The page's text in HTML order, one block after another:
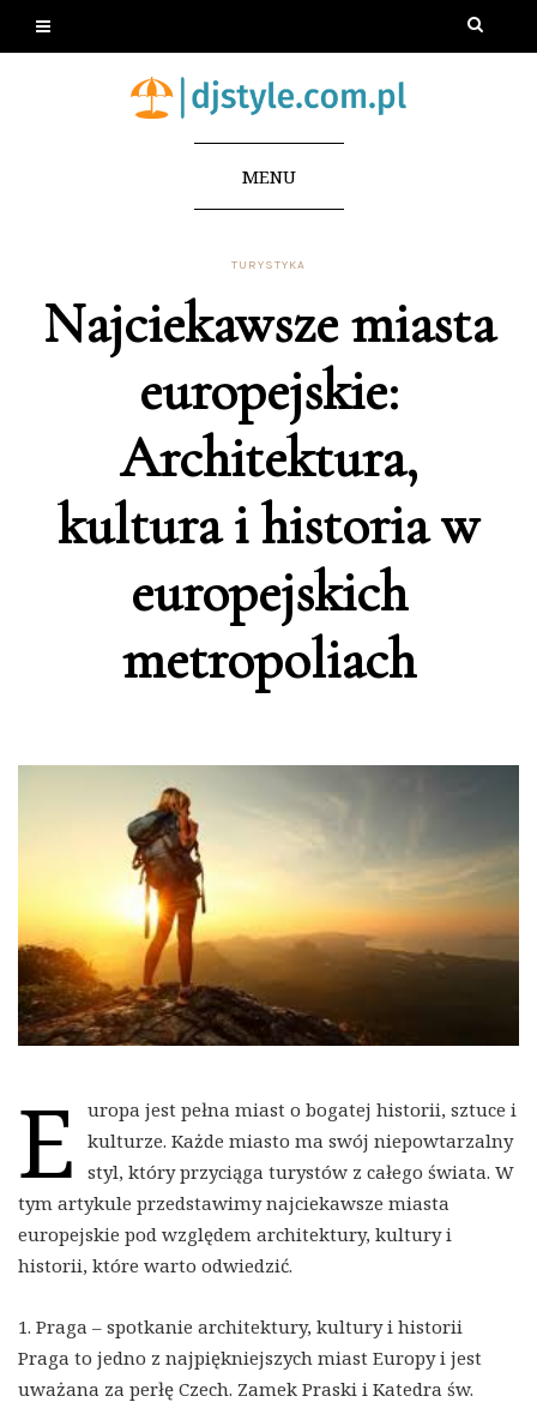
MENU
TURYSTYKA
Najciekawsze miasta
europejskie:
Architektura,
kultura i historia w
europejskich
metropoliach
E
uropa jest pełna miast o bogatej historii, sztuce i
kulturze. Każde miasto ma swój niepowtarzalny
styl, który przyciąga turystów z całego świata. W
tym artykule przedstawimy najciekawsze miasta
europejskie pod względem architektury, kultury i
historii, które warto odwiedzić.
1. Praga – spotkanie architektury, kultury i historii
Praga to jedno z najpiękniejszych miast Europy i jest
uważana za perłę Czech. Zamek Praski i Katedra św.